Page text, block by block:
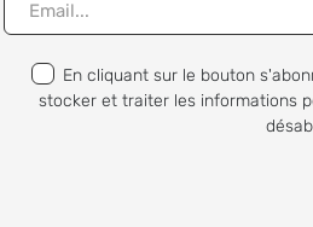
En cliquant sur le bouton
stocker et traiter les informations